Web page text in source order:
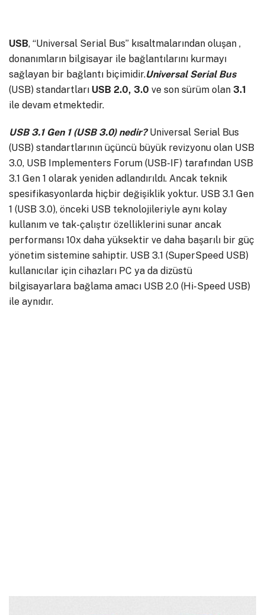
USB, “Universal Serial Bus” kısaltmalarından oluşan ,
donanımların bilgisayar ile bağlantılarını kurmayı
sağlayan bir bağlantı biçimidir.Universal Serial Bus
(USB) standartları USB 2.0, 3.0 ve son sürüm olan 3.1
ile devam etmektedir.
USB 3.1 Gen 1 (USB 3.0) nedir?Universal Serial Bus
(USB) standartlarının üçüncü büyük revizyonu olan USB
3.0, USB Implementers Forum (USB-IF) tarafından USB
3.1 Gen 1 olarak yeniden adlandırıldı. Ancak teknik
spesifikasyonlarda hiçbir değişiklik yoktur. USB 3.1 Gen
1 (USB 3.0), önceki USB teknolojileriyle aynı kolay
kullanım ve tak-çalıştır özelliklerini sunar ancak
performansı 10x daha yüksektir ve daha başarılı bir güç
yönetim sistemine sahiptir. USB 3.1 (SuperSpeed USB)
kullanıcılar için cihazları PC ya da dizüstü
bilgisayarlara bağlama amacı USB 2.0 (Hi-Speed USB)
ile aynıdır.